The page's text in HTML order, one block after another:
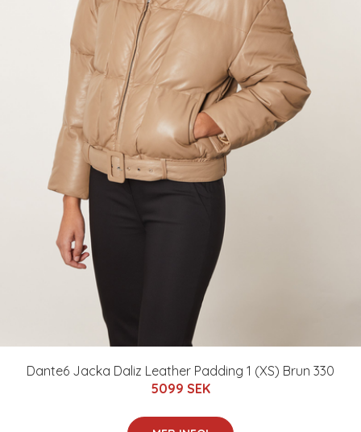
Dante6 Jacka Daliz Leather Padding 1 (XS) Brun 330
5099 SEK